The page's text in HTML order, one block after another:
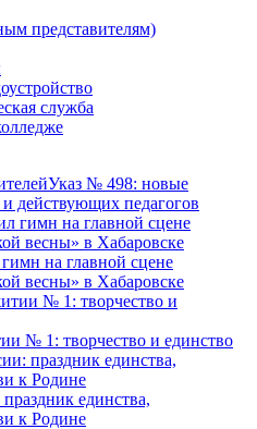
представителям)
служба
Указ № 498: новые
действующих педагогов
на главной сцене
весны» в Хабаровске
№ 1: творчество и единство
единства,
к Родине